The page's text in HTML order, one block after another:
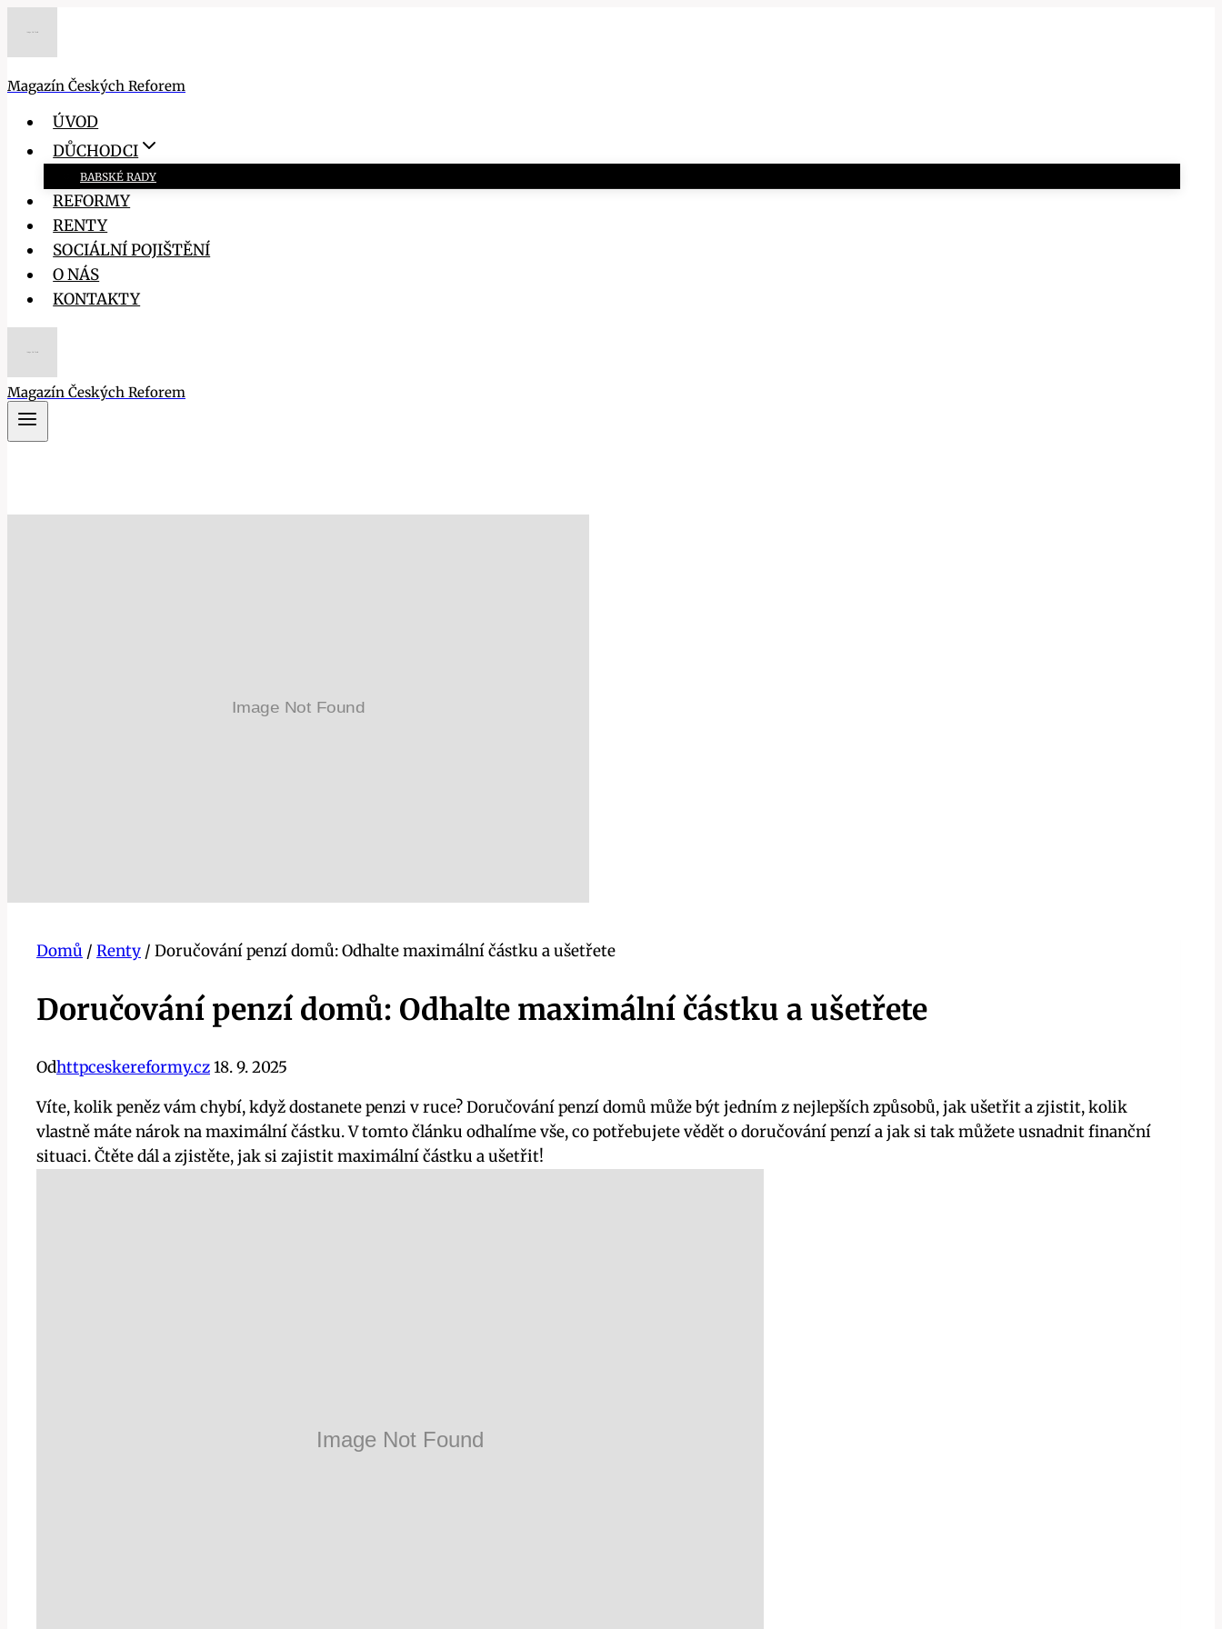
Magazín Českých Reforem
ÚVOD
DŮCHODCI
BABSKÉ RADY
REFORMY
RENTY
SOCIÁLNÍ POJIŠTĚNÍ
O NÁS
KONTAKTY
Magazín Českých Reforem
Domů / Renty / Doručování penzí domů: Odhalte maximální částku a ušetřete
Doručování penzí domů: Odhalte maximální částku a ušetřete
Odhttpceskereformy.cz18. 9. 2025
Víte, kolik peněz vám chybí, když dostanete penzi v ruce? Doručování penzí domů může být jedním z nejlepších způsobů, jak ušetřit a zjistit, kolik
vlastně máte nárok na maximální částku. V tomto článku odhalíme vše, co potřebujete vědět o doručování penzí a jak si tak můžete usnadnit finanční
situaci. Čtěte dál a zjistěte, jak si zajistit maximální částku a ušetřit!